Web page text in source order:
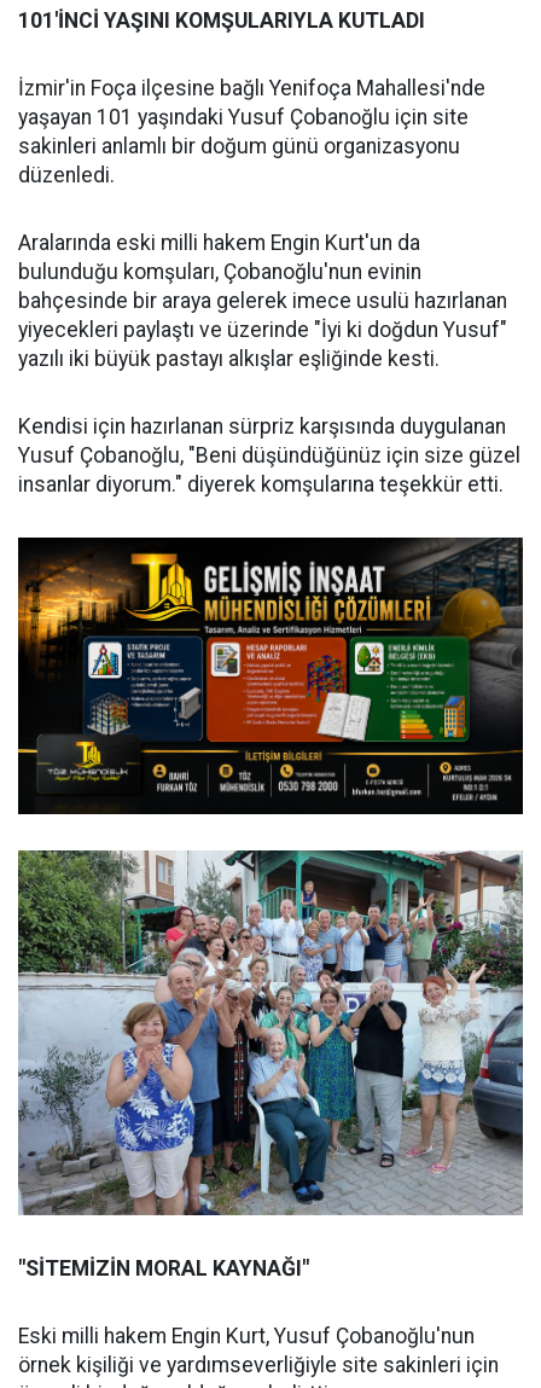
101'İNCİ YAŞINI KOMŞULARIYLA KUTLADI
İzmir'in Foça ilçesine bağlı Yenifoça Mahallesi'nde
yaşayan 101 yaşındaki Yusuf Çobanoğlu için site
sakinleri anlamlı bir doğum günü organizasyonu
düzenledi.
Aralarında eski milli hakem Engin Kurt'un da
bulunduğu komşuları, Çobanoğlu'nun evinin
bahçesinde bir araya gelerek imece usulü hazırlanan
yiyecekleri paylaştı ve üzerinde "İyi ki doğdun Yusuf"
yazılı iki büyük pastayı alkışlar eşliğinde kesti.
Kendisi için hazırlanan sürpriz karşısında duygulanan
Yusuf Çobanoğlu, "Beni düşündüğünüz için size güzel
insanlar diyorum." diyerek komşularına teşekkür etti.
"SİTEMİZİN MORAL KAYNAĞI"
Eski milli hakem Engin Kurt, Yusuf Çobanoğlu'nun
örnek kişiliği ve yardımseverliğiyle site sakinleri için